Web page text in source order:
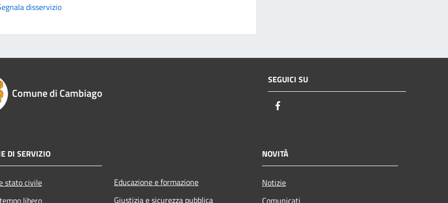
disservizio
Comune di Cambiago
SEGUICI SU
DI SERVIZIO
stato civile
libero
Educazione e formazione
Giustizia e sicurezza pubblica
NOVITÀ
Notizie
Comunicati